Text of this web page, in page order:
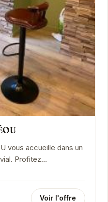
vous accueille dans un
Profitez
et bien équipés, à
Voir l'offre